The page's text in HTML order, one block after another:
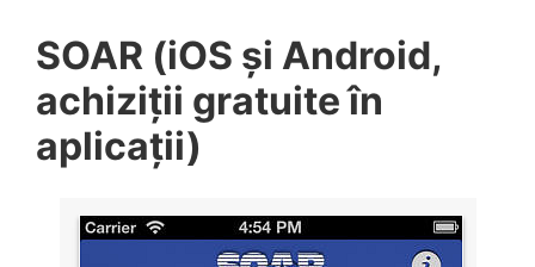
SOAR (iOS și Android,
achiziții gratuite în
aplicații)